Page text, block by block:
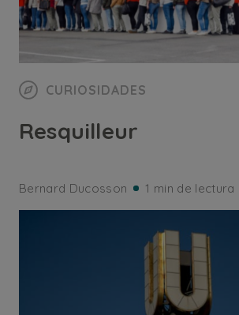
CURIOSIDADES
Resquilleur
Bernard Ducosson 1 min de lectura